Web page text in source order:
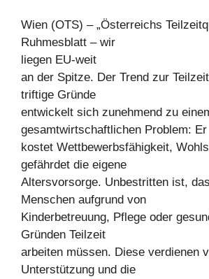
Wien (OTS) – „Österreichs
Ruhmesblatt – wir
liegen EU-weit
an der Spitze. Der Trend zur
triftige Gründe
entwickelt sich zunehmend zu
gesamtwirtschaftlichen Problem: Er
kostet Wettbewerbsfähigkeit,
gefährdet die eigene
Altersvorsorge. Unbestritten ist,
Menschen aufgrund von
Kinderbetreuung, Pflege oder
Gründen Teilzeit
arbeiten müssen. Diese verdienen
Unterstützung und die